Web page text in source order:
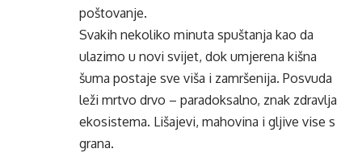
poštovanje.
Svakih nekoliko minuta spuštanja kao da
ulazimo u novi svijet, dok umjerena kišna
šuma postaje sve viša i zamršenija. Posvuda
leži mrtvo drvo – paradoksalno, znak zdravlja
ekosistema. Lišajevi, mahovina i gljive vise s
grana.